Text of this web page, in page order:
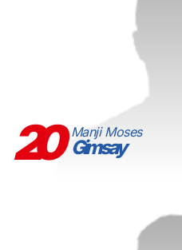
20 Manji Moses
Gimsay